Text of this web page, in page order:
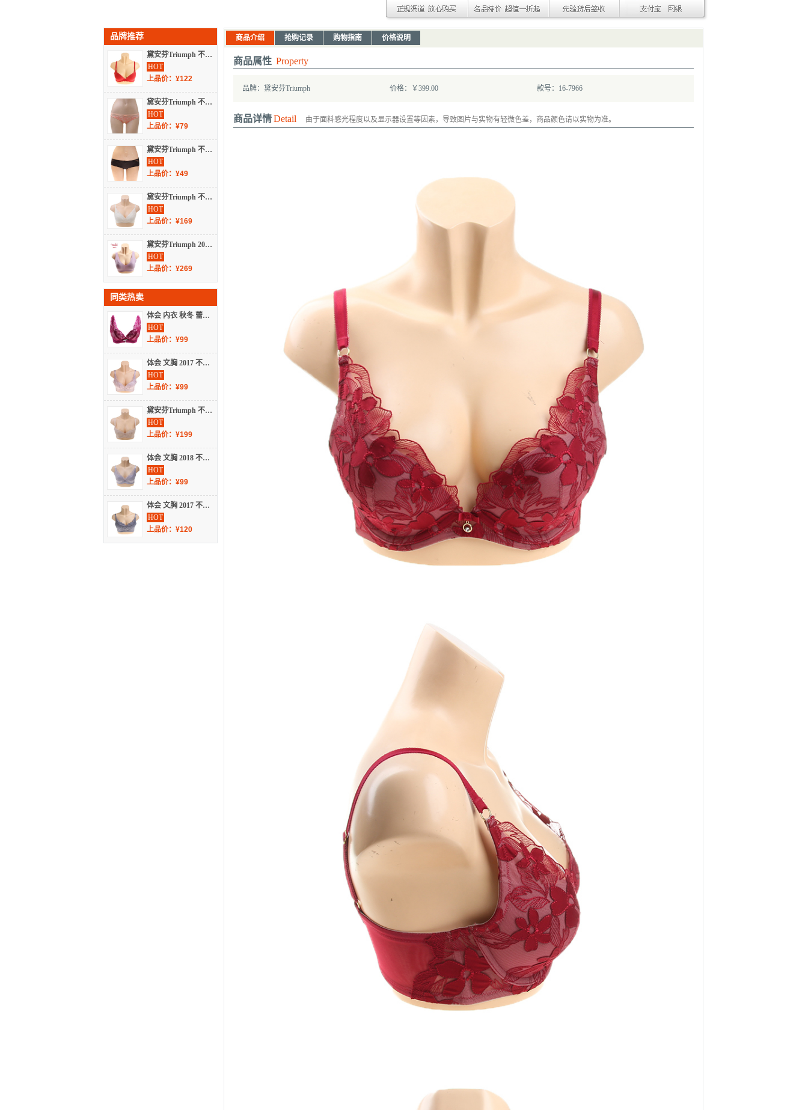
品牌推荐
黛安芬Triumph 不分季节 内衣 女士内衣 光面文胸 E003002
HOT
上品价：¥122
黛安芬Triumph 不分季节 内衣 女士内衣 内裤 74-6566
HOT
上品价：¥79
黛安芬Triumph 不分季节 内衣 女士内衣 内裤 87-1405
HOT
上品价：¥49
黛安芬Triumph 不分季节 内衣/睡衣/基础打底/袜子 文胸/套装 文胸 11-1613
HOT
上品价：¥169
黛安芬Triumph 2022 不分季节 内衣/睡衣/基础打底/袜子 文胸/套装 文胸 88-277
HOT
上品价：¥269
同类热卖
体会 内衣 秋冬 蕾丝文胸 BS1341
HOT
上品价：¥99
体会 文胸 2017 不分季节 少女文胸 BS2642
HOT
上品价：¥99
黛安芬Triumph 不分季节 内衣 女士内衣 蕾丝文胸 16-8296
HOT
上品价：¥199
体会 文胸 2018 不分季节 蕾丝文胸 BQ3812
HOT
上品价：¥99
体会 文胸 2017 不分季节 蕾丝文胸 BQ3773
HOT
上品价：¥120
商品介绍 抢购记录 购物指南 价格说明
商品属性 Property
品牌：黛安芬Triumph 价格：￥399.00 款号：16-7966
商品详情Detail 由于面料感光程度以及显示器设置等因素，导致图片与实物有轻微色差，商品颜色请以实物为准。